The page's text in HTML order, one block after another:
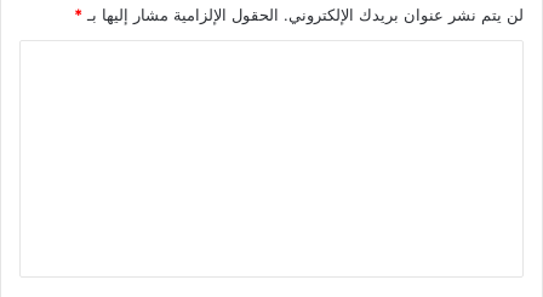
لن يتم نشر عنوان بريدك الإلكتروني. الحقول الإلزامية مشار إليها بـ*